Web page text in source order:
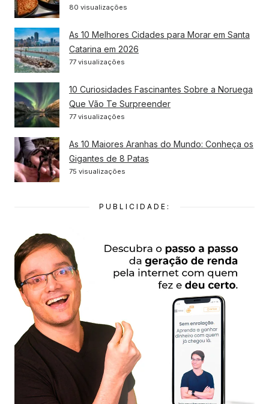
80 visualizações
As 10 Melhores Cidades para Morar em Santa
Catarina em 2026
77 visualizações
10 Curiosidades Fascinantes Sobre a Noruega
Que Vão Te Surpreender
77 visualizações
As 10 Maiores Aranhas do Mundo: Conheça os
Gigantes de 8 Patas
75 visualizações
PUBLICIDADE: